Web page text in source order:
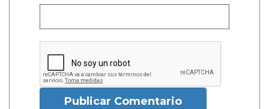
Publicar Comentario